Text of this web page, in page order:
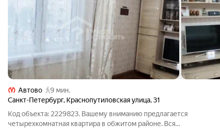
Автово
9 мин.
Санкт-Петербург, Краснопутиловская улица,31
Код объекта: 2229823. Вашему вниманию предлагается
четырехкомнатная квартира в обжитом районе. Вся